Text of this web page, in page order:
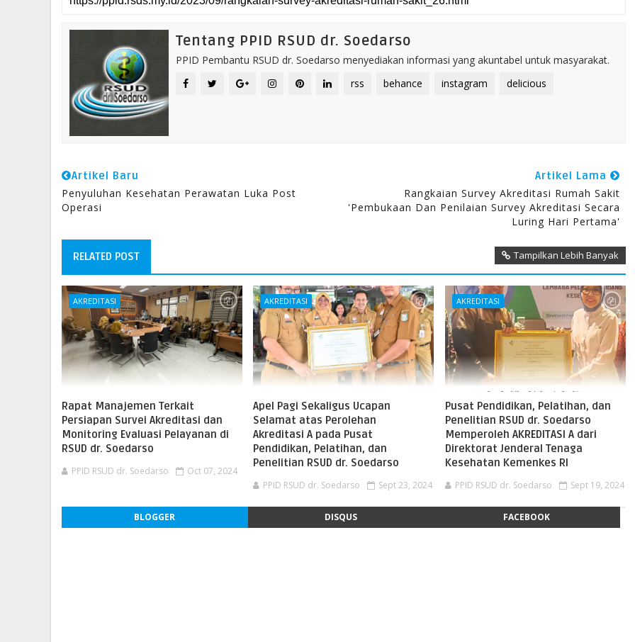
Tentang PPID RSUD dr. Soedarso
PPID Pembantu RSUD dr. Soedarso menyediakan informasi yang akuntabel untuk masyarakat.
rss
behance instagram delicious
Artikel Baru
Penyuluhan Kesehatan Perawatan Luka Post
Operasi
Artikel Lama
Rangkaian Survey Akreditasi Rumah Sakit
'Pembukaan Dan Penilaian Survey Akreditasi Secara
Luring Hari Pertama'
RELATED POST Tampilkan Lebih Banyak
AKREDITASI
Rapat Manajemen Terkait
Persiapan Survei Akreditasi dan
Monitoring Evaluasi Pelayanan di
RSUD dr. Soedarso
PPID RSUD dr. Soedarso Oct 07, 2024
AKREDITASI
Apel Pagi Sekaligus Ucapan
Selamat atas Perolehan
Akreditasi A pada Pusat
Pendidikan, Pelatihan, dan
Penelitian RSUD dr. Soedarso
PPID RSUD dr. Soedarso Sept 23, 2024
AKREDITASI
Pusat Pendidikan, Pelatihan, dan
Penelitian RSUD dr. Soedarso
Memperoleh AKREDITASI A dari
Direktorat Jenderal Tenaga
Kesehatan Kemenkes RI
PPID RSUD dr. Soedarso Sept 19, 2024
BLOGGER DISQUS FACEBOOK